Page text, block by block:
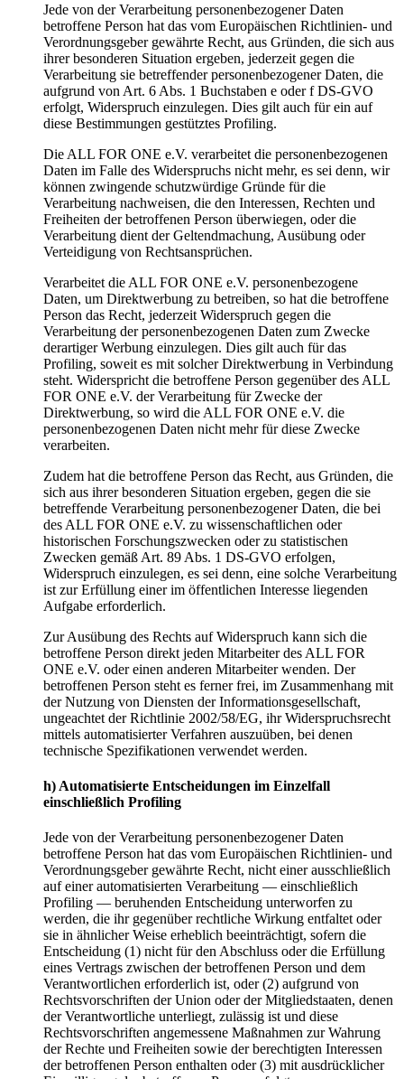
Jede von der Verarbeitung personenbezogener Daten
betroffene Person hat das vom Europäischen Richtlinien- und
Verordnungsgeber gewährte Recht, aus Gründen, die sich aus
ihrer besonderen Situation ergeben, jederzeit gegen die
Verarbeitung sie betreffender personenbezogener Daten, die
aufgrund von Art. 6 Abs. 1 Buchstaben e oder f DS-GVO
erfolgt, Widerspruch einzulegen. Dies gilt auch für ein auf
diese Bestimmungen gestütztes Profiling.
Die ALL FOR ONE e.V. verarbeitet die personenbezogenen
Daten im Falle des Widerspruchs nicht mehr, es sei denn, wir
können zwingende schutzwürdige Gründe für die
Verarbeitung nachweisen, die den Interessen, Rechten und
Freiheiten der betroffenen Person überwiegen, oder die
Verarbeitung dient der Geltendmachung, Ausübung oder
Verteidigung von Rechtsansprüchen.
Verarbeitet die ALL FOR ONE e.V. personenbezogene
Daten, um Direktwerbung zu betreiben, so hat die betroffene
Person das Recht, jederzeit Widerspruch gegen die
Verarbeitung der personenbezogenen Daten zum Zwecke
derartiger Werbung einzulegen. Dies gilt auch für das
Profiling, soweit es mit solcher Direktwerbung in Verbindung
steht. Widerspricht die betroffene Person gegenüber des ALL
FOR ONE e.V. der Verarbeitung für Zwecke der
Direktwerbung, so wird die ALL FOR ONE e.V. die
personenbezogenen Daten nicht mehr für diese Zwecke
verarbeiten.
Zudem hat die betroffene Person das Recht, aus Gründen, die
sich aus ihrer besonderen Situation ergeben, gegen die sie
betreffende Verarbeitung personenbezogener Daten, die bei
des ALL FOR ONE e.V. zu wissenschaftlichen oder
historischen Forschungszwecken oder zu statistischen
Zwecken gemäß Art. 89 Abs. 1 DS-GVO erfolgen,
Widerspruch einzulegen, es sei denn, eine solche Verarbeitung
ist zur Erfüllung einer im öffentlichen Interesse liegenden
Aufgabe erforderlich.
Zur Ausübung des Rechts auf Widerspruch kann sich die
betroffene Person direkt jeden Mitarbeiter des ALL FOR
ONE e.V. oder einen anderen Mitarbeiter wenden. Der
betroffenen Person steht es ferner frei, im Zusammenhang mit
der Nutzung von Diensten der Informationsgesellschaft,
ungeachtet der Richtlinie 2002/58/EG, ihr Widerspruchsrecht
mittels automatisierter Verfahren auszuüben, bei denen
technische Spezifikationen verwendet werden.
h) Automatisierte Entscheidungen im Einzelfall
einschließlich Profiling
Jede von der Verarbeitung personenbezogener Daten
betroffene Person hat das vom Europäischen Richtlinien- und
Verordnungsgeber gewährte Recht, nicht einer ausschließlich
auf einer automatisierten Verarbeitung — einschließlich
Profiling — beruhenden Entscheidung unterworfen zu
werden, die ihr gegenüber rechtliche Wirkung entfaltet oder
sie in ähnlicher Weise erheblich beeinträchtigt, sofern die
Entscheidung (1) nicht für den Abschluss oder die Erfüllung
eines Vertrags zwischen der betroffenen Person und dem
Verantwortlichen erforderlich ist, oder (2) aufgrund von
Rechtsvorschriften der Union oder der Mitgliedstaaten, denen
der Verantwortliche unterliegt, zulässig ist und diese
Rechtsvorschriften angemessene Maßnahmen zur Wahrung
der Rechte und Freiheiten sowie der berechtigten Interessen
der betroffenen Person enthalten oder (3) mit ausdrücklicher